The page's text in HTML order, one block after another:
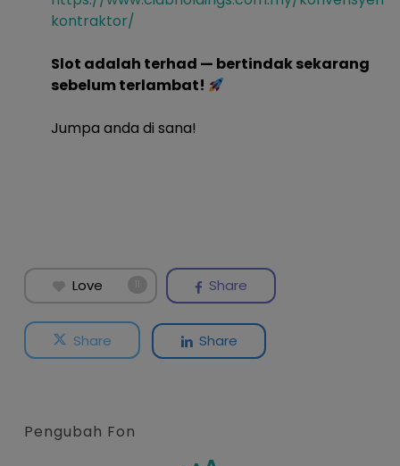
kontraktor/
Slot adalah terhad — bertindak sekarang
sebelum terlambat!
Jumpa anda di sana!
Love 11 Share
Share Share
Pengubah Fon